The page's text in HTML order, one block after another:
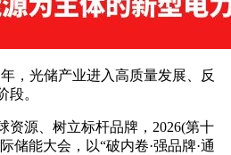
，光储产业进入高质量发展、反
段。
资源、树立标杆品牌，2026(第十
储能大会，以“破内卷·强品牌·通